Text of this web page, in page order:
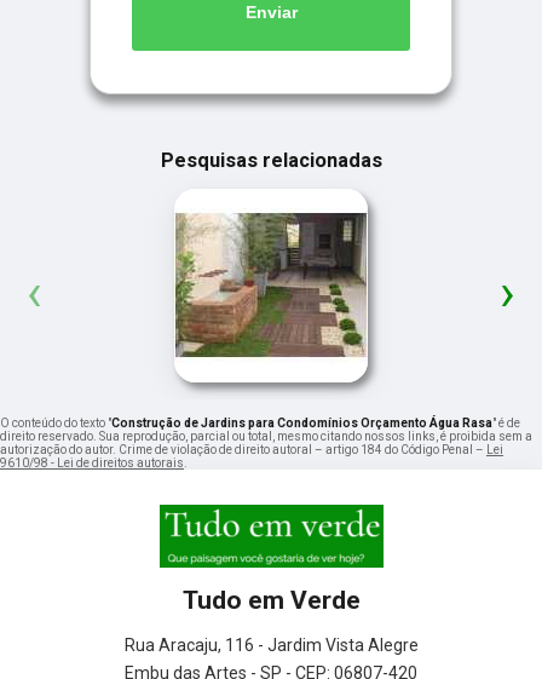
Enviar
Pesquisas relacionadas
‹ ›
O conteúdo do texto "Construção de Jardins para Condomínios Orçamento Água Rasa" é de
direito reservado. Sua reprodução, parcial ou total, mesmo citando nossos links, é proibida sem a
autorização do autor. Crime de violação de direito autoral – artigo 184 do Código Penal – Lei
9610/98 - Lei de direitos autorais.
Tudo em Verde
Rua Aracaju, 116 - Jardim Vista Alegre
Embu das Artes - SP - CEP: 06807-420